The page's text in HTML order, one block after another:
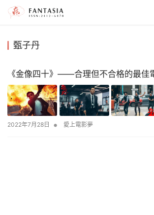
甄子丹
《金像四十》——合理但不合格的最佳
2022年7月28日 • 愛上電影夢